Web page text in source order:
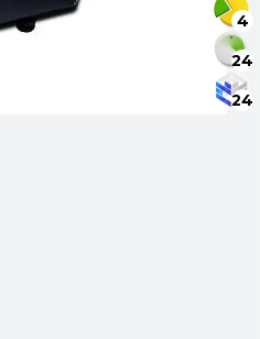
4
24
24